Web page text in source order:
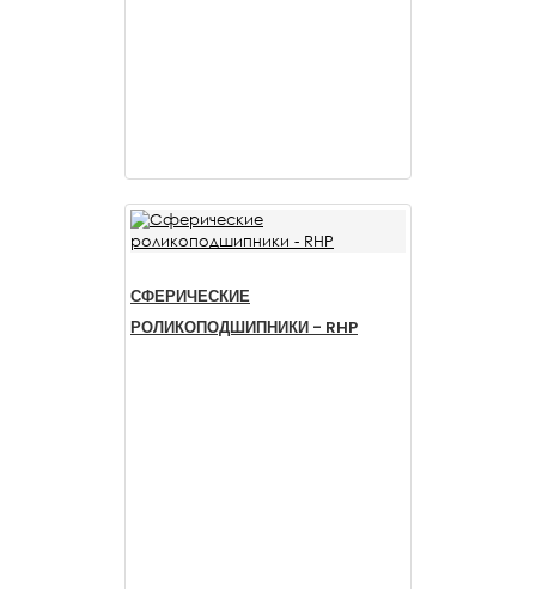
СФЕРИЧЕСКИЕ
РОЛИКОПОДШИПНИКИ - RHP